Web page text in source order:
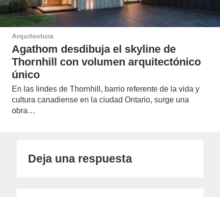
Arquitectura
Agathom desdibuja el skyline de
Thornhill con volumen arquitectónico
único
En las lindes de Thornhill, barrio referente de la vida y
cultura canadiense en la ciudad Ontario, surge una
obra…
Deja una respuesta